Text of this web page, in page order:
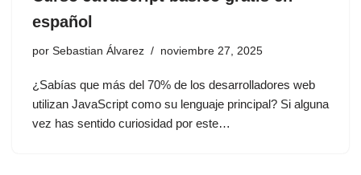
español
por Sebastian Álvarez noviembre 27, 2025
¿Sabías que más del 70% de los desarrolladores web
utilizan JavaScript como su lenguaje principal? Si alguna
vez has sentido curiosidad por este…